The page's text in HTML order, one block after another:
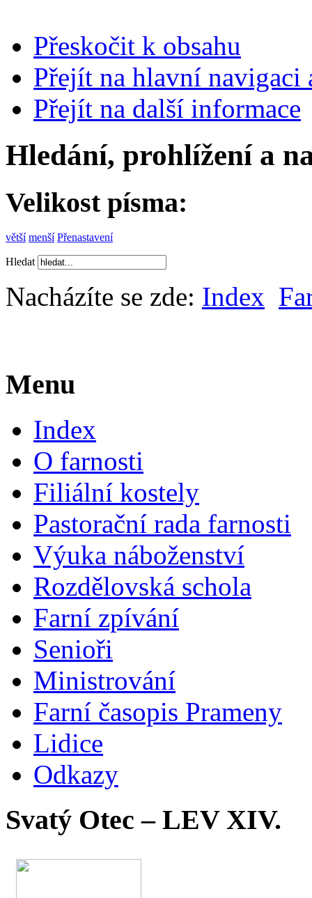
Přeskočit k obsahu
Přejít na hlavní navigaci
Přejít na další informace
Hledání, prohlížení a
Velikost písma:
větší menší Přenastavení
Hledat
Nacházíte se zde: Index
Menu
Index
O farnosti
Filiální kostely
Pastorační rada farnosti
Výuka náboženství
Rozdělovská schola
Farní zpívání
Senioři
Ministrování
Farní časopis Prameny
Lidice
Odkazy
Svatý Otec – LEV XIV.